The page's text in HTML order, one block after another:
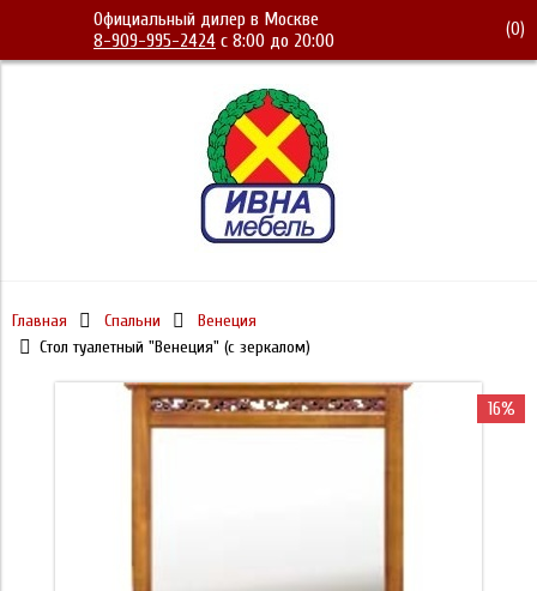
Официальный дилер в Москве
8-909-995-2424 с 8:00 до 20:00
(0)
Главная Спальни
Венеция
Стол туалетный "Венеция" (с зеркалом)
16%